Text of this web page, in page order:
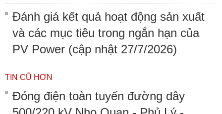
Đánh giá kết quả hoạt động sản xuất
và các mục tiêu trong ngắn hạn của
PV Power (cập nhật 27/7/2026)
TIN CŨ HƠN
Đóng điện toàn tuyến đường dây